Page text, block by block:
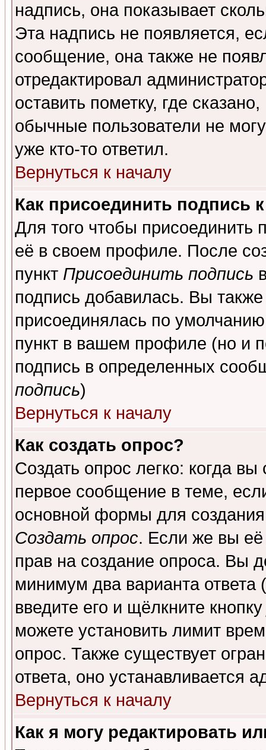
надпись, она показывает
Эта надпись не появляется,
сообщение, она также не
отредактировал
оставить пометку, где
обычные пользователи не
уже кто-то ответил.
Вернуться к началу
Как присоединить подпись
Для того чтобы присоединить
её в своем профиле. После
пункт Присоединить подпись
подпись добавилась. Вы
присоединялась по
пункт в вашем профиле (но и
подпись в определенных
подпись)
Вернуться к началу
Как создать опрос?
Создать опрос легко: когда
первое сообщение в теме,
основной формы для
Создать опрос. Если же вы её
прав на создание опроса. Вы
минимум два варианта ответа
введите его и щёлкните
можете установить лимит
опрос. Также существует
ответа, оно устанавливается
Вернуться к началу
Как я могу редактировать